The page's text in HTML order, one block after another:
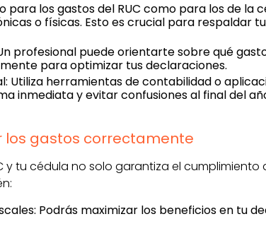
para los gastos del RUC como para los de la
o físicas. Esto es crucial para respaldar
profesional puede orientarte sobre qué
para optimizar tus declaraciones.
Utiliza herramientas de contabilidad o
inmediata y evitar confusiones al final del
gastos correctamente
y tu cédula no solo garantiza el cumplimiento
Podrás maximizar los beneficios en tu